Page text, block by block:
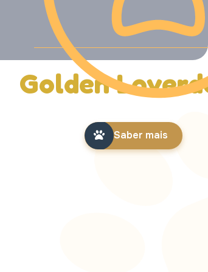
Saiba mais
História da
Golden
Saber mais